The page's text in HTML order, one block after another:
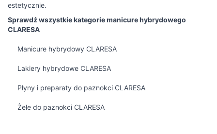
estetycznie.
Sprawdź wszystkie kategorie manicure hybrydowego
CLARESA
Manicure hybrydowy CLARESA
Lakiery hybrydowe CLARESA
Płyny i preparaty do paznokci CLARESA
Żele do paznokci CLARESA